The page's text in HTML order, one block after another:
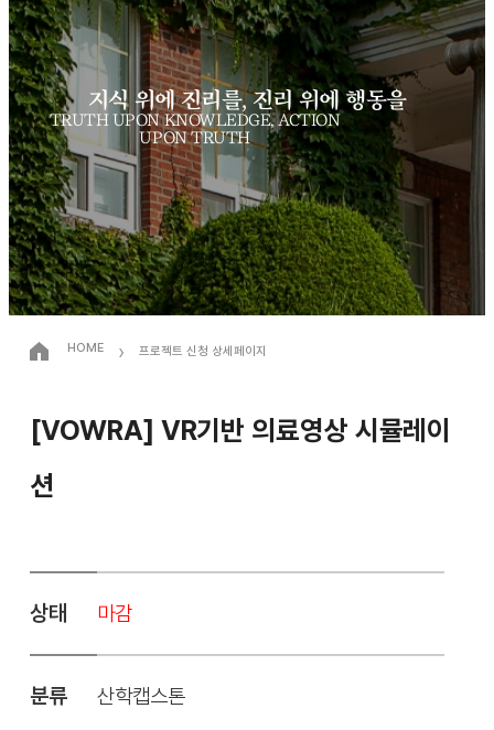
지식 위에 진리를, 진리 위에 행동을
TRUTH UPON KNOWLEDGE, ACTION
UPON TRUTH
HOME › 프로젝트 신청 상세페이지
[VOWRA] VR기반 의료영상 시뮬레이
션
상태 마감
분류 산학캡스톤